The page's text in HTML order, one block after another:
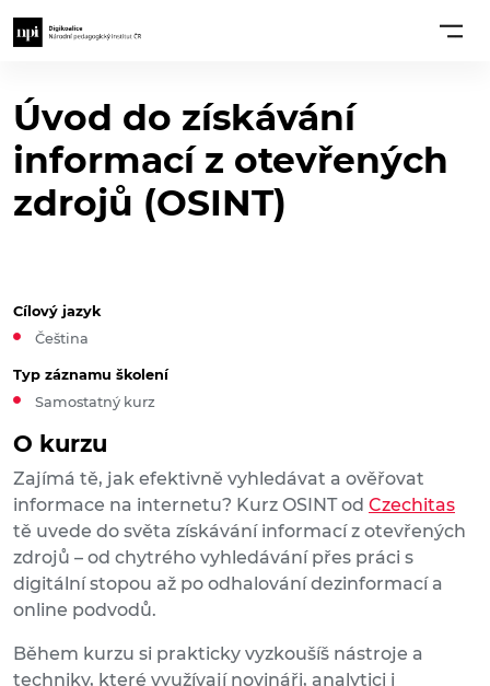
Úvod do získávání
informací z otevřených
zdrojů (OSINT)
O kurzu
Zajímá tě, jak efektivně vyhledávat a ověřovat
informace na internetu? Kurz OSINT od Czechitas
tě uvede do světa získávání informací z otevřených
zdrojů – od chytrého vyhledávání přes práci s
digitální stopou až po odhalování dezinformací a
online podvodů.
Během kurzu si prakticky vyzkoušíš nástroje a
techniky, které využívají novináři, analytici i
Cílový jazyk
Čeština
Typ záznamu školení
Samostatný kurz